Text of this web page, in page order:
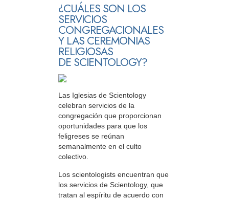
¿CUÁLES SON LOS
SERVICIOS
CONGREGACIONALES
Y LAS CEREMONIAS
RELIGIOSAS
DE SCIENTOLOGY?
Las Iglesias de Scientology
celebran servicios de la
congregación que proporcionan
oportunidades para que los
feligreses se reúnan
semanalmente en el culto
colectivo.
Los scientologists encuentran que
los servicios de Scientology, que
tratan al espíritu de acuerdo con